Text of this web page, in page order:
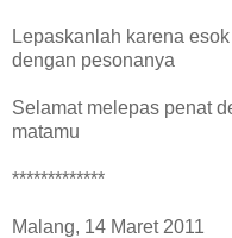
Lepaskanlah karena
dengan pesonanya
Selamat melepas penat
matamu
*************
Malang, 14 Maret 2011